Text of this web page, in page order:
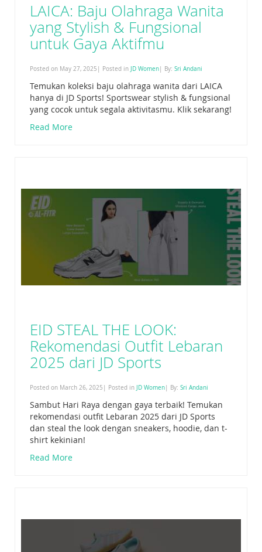
LAICA: Baju Olahraga Wanita
yang Stylish & Fungsional
untuk Gaya Aktifmu
Posted on May 27, 2025| Posted in JD Women | By: Sri Andani
Temukan koleksi baju olahraga wanita dari LAICA
hanya di JD Sports! Sportswear stylish & fungsional
yang cocok untuk segala aktivitasmu. Klik sekarang!
Read More
EID STEAL THE LOOK:
Rekomendasi Outfit Lebaran
2025 dari JD Sports
Posted on March 26, 2025| Posted in JD Women | By: Sri Andani
Sambut Hari Raya dengan gaya terbaik! Temukan
rekomendasi outfit Lebaran 2025 dari JD Sports
dan steal the look dengan sneakers, hoodie, dan t-
shirt kekinian!
Read More